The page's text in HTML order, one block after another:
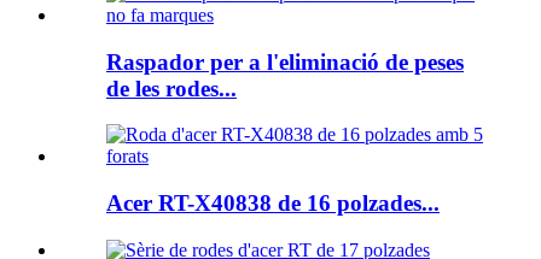
Raspador per a l'eliminació de peses
de les rodes...
Acer RT-X40838 de 16 polzades...